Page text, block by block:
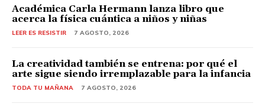
Académica Carla Hermann lanza libro que
acerca la física cuántica a niños y niñas
LEER ES RESISTIR 7 AGOSTO, 2026
La creatividad también se entrena: por qué el
arte sigue siendo irremplazable para la infancia
TODA TU MAÑANA 7 AGOSTO, 2026